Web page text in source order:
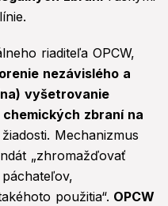
riaditeľa OPCW,
nezávislého a
vyšetrovanie
zbraní na
Mechanizmus
„zhromažďovať
použitia“. OPCW